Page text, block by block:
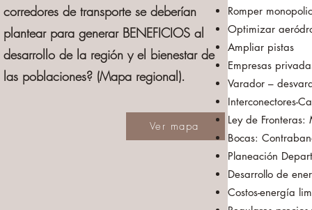
corredores de transporte se deberían
plantear para generar BENEFICIOS al
desarrollo de la región y el bienestar de
las poblaciones? (Mapa regional).
Ver mapa
Romper
Optimizar
Ampliar pistas
Empresas
Varador –
Interconectores-
Ley de
Bocas:
Planeación
Desarrollo de
Costos-energía